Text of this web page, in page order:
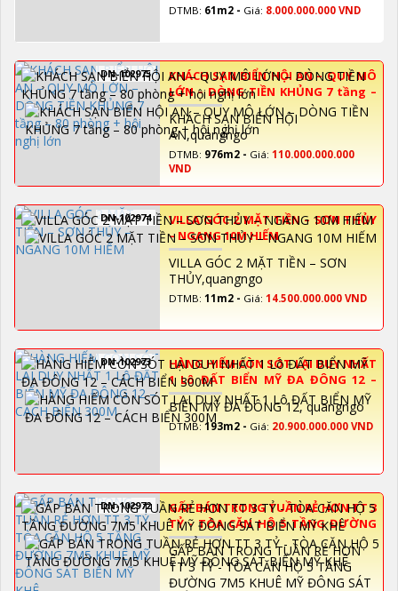
DTMB: 61m2 - Giá: 8.000.000.000 VND
DN-102975
KHÁCH SẠN BIỂN HỘI AN – QUY MÔ
LỚN – DÒNG TIỀN KHỦNG 7 tầng –
80 phòng + hội nghị lớn
KHÁCH SẠN BIỂN HỘI
AN,quangngo
DTMB: 976m2 - Giá: 110.000.000.000
VND
DN-102974
VILLA GÓC 2 MẶT TIỀN – SƠN THỦY
– NGANG 10M HIẾM
VILLA GÓC 2 MẶT TIỀN – SƠN
THỦY,quangngo
DTMB: 11m2 - Giá: 14.500.000.000 VND
DN-102973
HÀNG HIẾM CÒN SÓT LẠI DUY NHẤT
1 Lô ĐẤT BIỂN MỸ ĐA ĐÔNG 12 –
CÁCH BIỂN 300M
BIỂN MỸ ĐA ĐÔNG 12, quangngo
DTMB:193m2 - Giá: 20.900.000.000 VND
DN-102972
GẤP BÁN TRONG TUẦN RẺ HƠN TT 3
TỶ - TÒA CĂN HỘ 5 TẦNG ĐƯỜNG
7M5 KHUÊ MỸ ĐÔNG SÁT BIỂN MỸ
KHÊ
GẤP BÁN TRONG TUẦN RẺ HƠN
TT 3 TỶ - TÒA CĂN HỘ 5 TẦNG
ĐƯỜNG 7M5 KHUÊ MỸ ĐÔNG SÁT